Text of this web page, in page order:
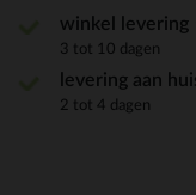
winkel levering
3 tot 10 dagen
levering aan
2 tot 4 dagen